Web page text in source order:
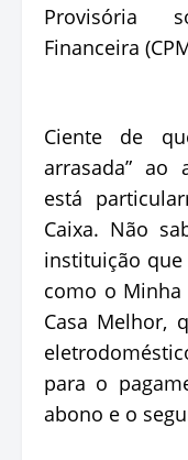
Provisória
Financeira
Ciente de
arrasada” ao
está
Caixa. Não
instituição
como o Minha
Casa Melhor,
para o
abono e o